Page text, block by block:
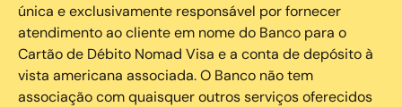
única e exclusivamente responsável por fornecer
atendimento ao cliente em nome do Banco para o
Cartão de Débito Nomad Visa e a conta de depósito à
vista americana associada. O Banco não tem
associação com quaisquer outros serviços oferecidos